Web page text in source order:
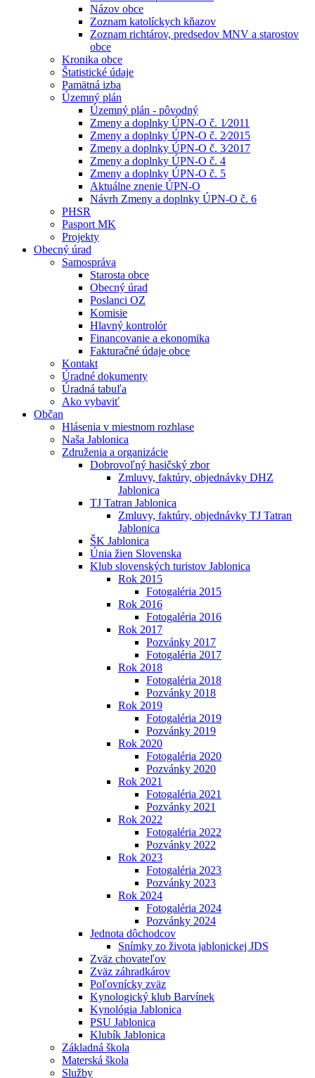
Názov obce
Zoznam katolíckych kňazov
Zoznam richtárov, predsedov MNV a starostov
obce
Kronika obce
Štatistické údaje
Pamätná izba
Územný plán
Územný plán - pôvodný
Zmeny a doplnky ÚPN-O č. 1⁄2011
Zmeny a doplnky ÚPN-O č. 2⁄2015
Zmeny a doplnky ÚPN-O č. 3⁄2017
Zmeny a doplnky ÚPN-O č. 4
Zmeny a doplnky ÚPN-O č. 5
Aktuálne znenie ÚPN-O
Návrh Zmeny a doplnky ÚPN-O č. 6
PHSR
Pasport MK
Projekty
Obecný úrad
Samospráva
Starosta obce
Obecný úrad
Poslanci OZ
Komisie
Hlavný kontrolór
Financovanie a ekonomika
Fakturačné údaje obce
Kontakt
Úradné dokumenty
Úradná tabuľa
Ako vybaviť
Občan
Hlásenia v miestnom rozhlase
Naša Jablonica
Združenia a organizácie
Dobrovoľný hasičský zbor
Zmluvy, faktúry, objednávky DHZ
Jablonica
TJ Tatran Jablonica
Zmluvy, faktúry, objednávky TJ Tatran
Jablonica
ŠK Jablonica
Únia žien Slovenska
Klub slovenských turistov Jablonica
Rok 2015
Fotogaléria 2015
Rok 2016
Fotogaléria 2016
Rok 2017
Pozvánky 2017
Fotogaléria 2017
Rok 2018
Fotogaléria 2018
Pozvánky 2018
Rok 2019
Fotogaléria 2019
Pozvánky 2019
Rok 2020
Fotogaléria 2020
Pozvánky 2020
Rok 2021
Fotogaléria 2021
Pozvánky 2021
Rok 2022
Fotogaléria 2022
Pozvánky 2022
Rok 2023
Fotogaléria 2023
Pozvánky 2023
Rok 2024
Fotogaléria 2024
Pozvánky 2024
Jednota dôchodcov
Snímky zo života jablonickej JDS
Zväz chovateľov
Zväz záhradkárov
Poľovnícky zväz
Kynologický klub Barvínek
Kynológia Jablonica
PSU Jablonica
Klubík Jablonica
Základná škola
Materská škola
Služby